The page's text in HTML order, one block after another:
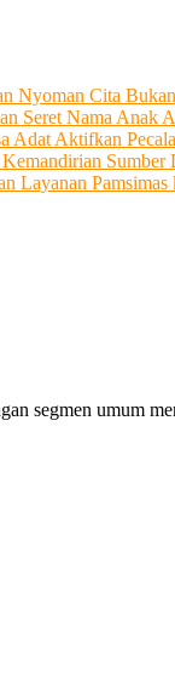
Nyoman Cita
Seret Nama Anak
Aktifkan
Sumber
Layanan
segmen umum